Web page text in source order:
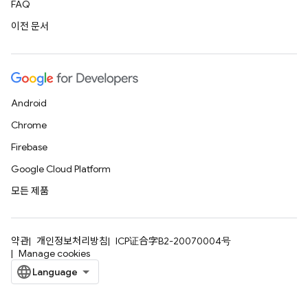
FAQ
이전 문서
Android
Chrome
Firebase
Google Cloud Platform
모든 제품
약관 개인정보처리방침
ICP证合字B2-20070004号
Manage cookies